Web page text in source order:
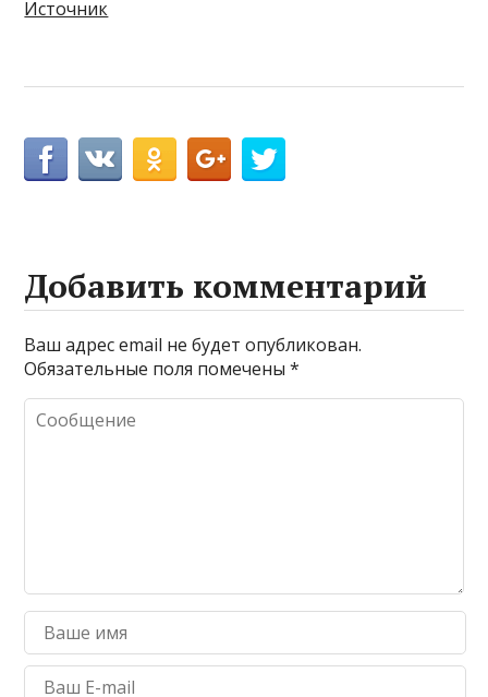
Источник
Добавить комментарий
Ваш адрес email не будет опубликован.
Обязательные поля помечены*